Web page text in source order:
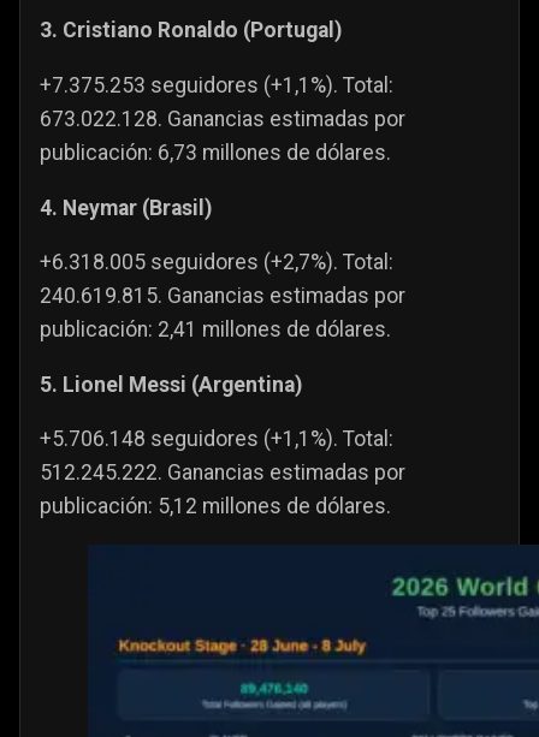
3. Cristiano Ronaldo (Portugal)
+7.375.253 seguidores (+1,1%). Total:
673.022.128. Ganancias estimadas por
publicación: 6,73 millones de dólares.
4. Neymar (Brasil)
+6.318.005 seguidores (+2,7%). Total:
240.619.815. Ganancias estimadas por
publicación: 2,41 millones de dólares.
5. Lionel Messi (Argentina)
+5.706.148 seguidores (+1,1%). Total:
512.245.222. Ganancias estimadas por
publicación: 5,12 millones de dólares.